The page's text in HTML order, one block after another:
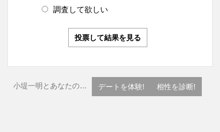
調査して欲しい
投票して結果を見る
小堤一明とあなたの… デートを体験! 相性を診断!